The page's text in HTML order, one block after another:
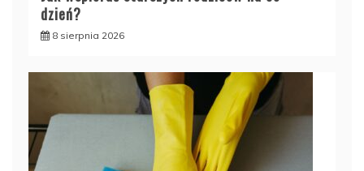
dzień?
8 sierpnia 2026